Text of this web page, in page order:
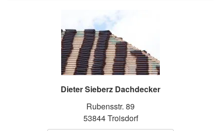
Dieter Sieberz Dachdecker
Rubensstr. 89
53844 Troisdorf